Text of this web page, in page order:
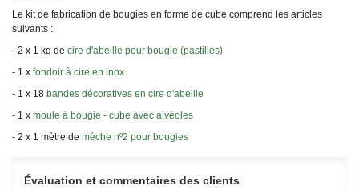
Le kit de fabrication de bougies en forme de cube comprend les articles
suivants :
- 2 x 1 kg de cire d'abeille pour bougie (pastilles)
- 1 x fondoir à cire en inox
- 1 x 18 bandes décoratives en cire d'abeille
- 1 x moule à bougie - cube avec alvéoles
- 2 x 1 mètre de mèche nº2 pour bougies
Évaluation et commentaires des clients